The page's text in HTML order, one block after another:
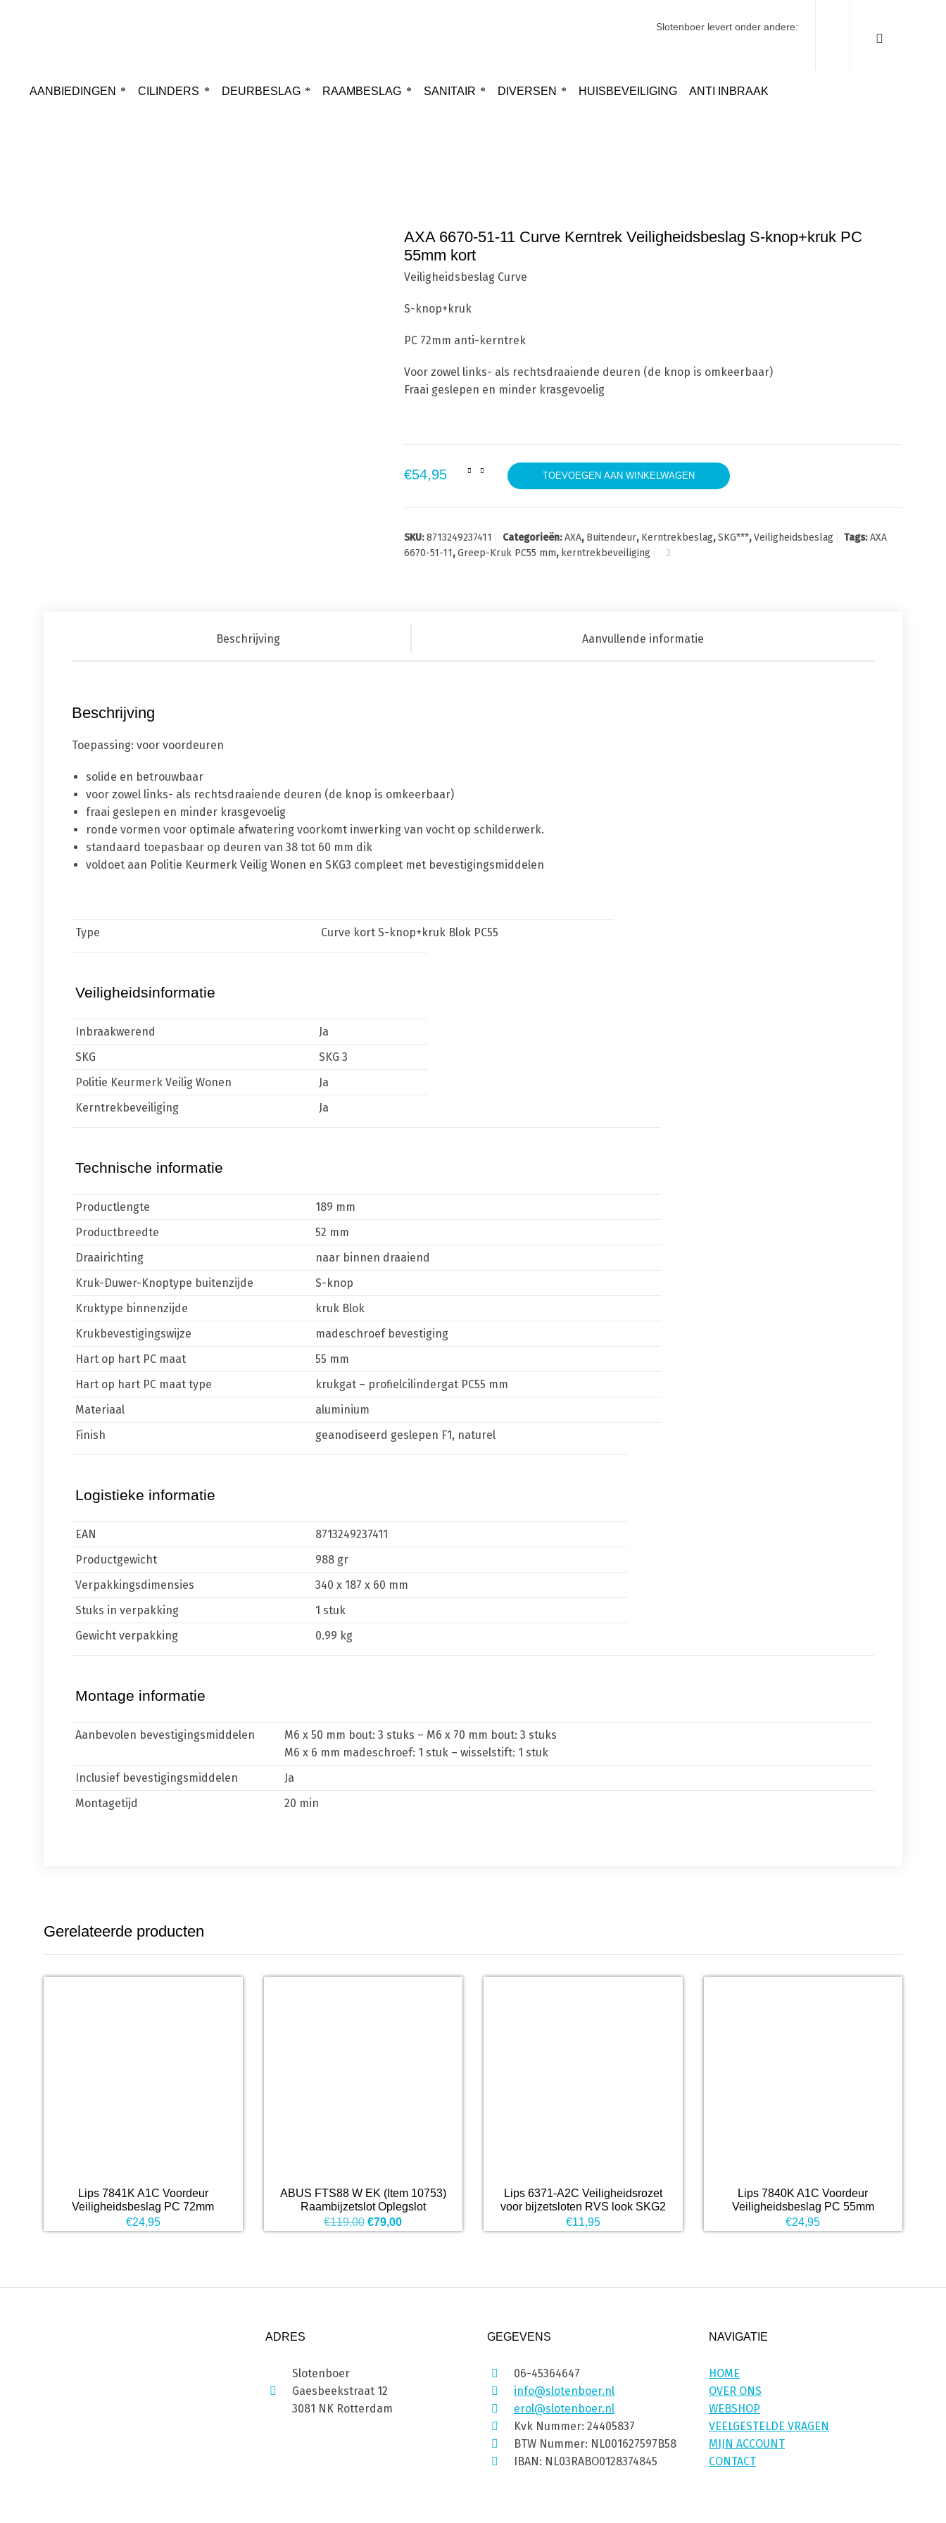
Slotenboer levert onder andere:
AANBIEDINGEN CILINDERS DEURBESLAG RAAMBESLAG SANITAIR DIVERSEN HUISBEVEILIGING ANTI INBRAAK
AXA 6670-51-11 Curve Kerntrek Veiligheidsbeslag S-knop+kruk PC
55mm kort
Veiligheidsbeslag Curve
S-knop+kruk
PC 72mm anti-kerntrek
Voor zowel links- als rechtsdraaiende deuren (de knop is omkeerbaar)
Fraai geslepen en minder krasgevoelig
€54,95 AXA 6670-51-11 Curve Kerntrek Veiligheidsbeslag S-knop+kruk PC 55mm kort aantal
TOEVOEGEN AAN WINKELWAGEN
SKU:8713249237411 Categorieën:AXA, Buitendeur, Kerntrekbeslag,SKG***,Veiligheidsbeslag Tags:AXA
6670-51-11,Greep-Kruk PC55 mm, kerntrekbeveiliging
Beschrijving Aanvullende informatie
Beschrijving
Toepassing: voor voordeuren
solide en betrouwbaar
voor zowel links- als rechtsdraaiende deuren (de knop is omkeerbaar)
fraai geslepen en minder krasgevoelig
ronde vormen voor optimale afwatering voorkomt inwerking van vocht op schilderwerk.
standaard toepasbaar op deuren van 38 tot 60 mm dik
voldoet aan Politie Keurmerk Veilig Wonen en SKG3 compleet met bevestigingsmiddelen
Type Curve kort S-knop+kruk Blok PC55
Veiligheidsinformatie
Inbraakwerend
Ja
SKG
SKG 3
Politie Keurmerk Veilig Wonen
Ja
Kerntrekbeveiliging
Ja
Technische informatie
Productlengte
189 mm
Productbreedte
52 mm
Draairichting
naar binnen draaiend
Kruk-Duwer-Knoptype buitenzijde
S-knop
Kruktype binnenzijde
kruk Blok
Krukbevestigingswijze
madeschroef bevestiging
Hart op hart PC maat
55 mm
Hart op hart PC maat type
krukgat – profielcilindergat PC55 mm
Materiaal
aluminium
Finish
geanodiseerd geslepen F1, naturel
Logistieke informatie
EAN
8713249237411
Productgewicht
988 gr
Verpakkingsdimensies
340 x 187 x 60 mm
Stuks in verpakking
1 stuk
Gewicht verpakking
0.99 kg
Montage informatie
Aanbevolen bevestigingsmiddelen
M6 x 50 mm bout: 3 stuks – M6 x 70 mm bout: 3 stuks
M6 x 6 mm madeschroef: 1 stuk – wisselstift: 1 stuk
Inclusief bevestigingsmiddelen
Ja
Montagetijd
20 min
Gerelateerde producten
Lips 7841K A1C Voordeur
Veiligheidsbeslag PC 72mm
€24,95
ABUS FTS88 W EK (Item 10753)
Raambijzetslot Oplegslot
€119,00 Oorspronkelijke
€79,00Huidige
Lips 6371-A2C Veiligheidsrozet
voor bijzetsloten RVS look SKG2
€11,95
Lips 7840K A1C Voordeur
Veiligheidsbeslag PC 55mm
€24,95
ADRES
Slotenboer
Gaesbeekstraat 12
3081 NK Rotterdam
GEGEVENS
06-45364647
info@slotenboer.nl
erol@slotenboer.nl
Kvk Nummer: 24405837
BTW Nummer: NL001627597B58
IBAN: NL03RABO0128374845
NAVIGATIE
HOME
OVER ONS
WEBSHOP
VEELGESTELDE VRAGEN
MIJN ACCOUNT
CONTACT